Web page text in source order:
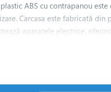
ABS cu contrapanou este
Carcasa este fabricată din
aparatele electrice,
direcție.